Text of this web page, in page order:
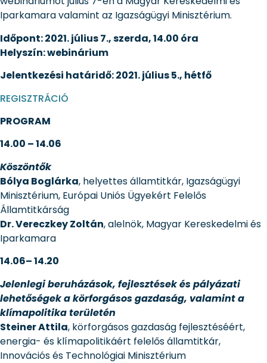
Iparkamara valamint az Igazságügyi Minisztérium.
Időpont: 2021. július 7., szerda, 14.00 óra
Helyszín: webinárium
Jelentkezési határidő: 2021. július 5., hétfő
REGISZTRÁCIÓ
PROGRAM
14.00 – 14.06
Köszöntők
Bólya Boglárka, helyettes államtitkár, Igazságügyi
Minisztérium, Európai Uniós Ügyekért Felelős
Államtitkárság
Dr. Vereczkey Zoltán, alelnök, Magyar Kereskedelmi és
Iparkamara
14.06– 14.20
Jelenlegi beruházások, fejlesztések és pályázati
lehetőségek a körforgásos gazdaság, valamint a
klímapolitika területén
Steiner Attila, körforgásos gazdaság fejlesztéséért,
energia- és klímapolitikáért felelős államtitkár,
Innovációs és Technológiai Minisztérium